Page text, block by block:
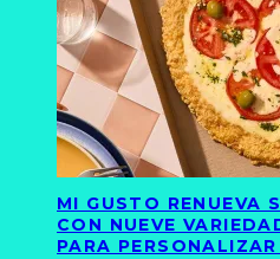
MI GUSTO RENUEVA
CON NUEVE
PARA